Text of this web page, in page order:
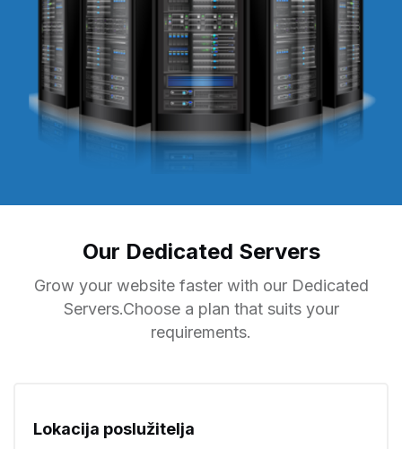
Our Dedicated Servers
Grow your website faster with our Dedicated
Servers.Choose a plan that suits your
requirements.
Lokacija poslužitelja